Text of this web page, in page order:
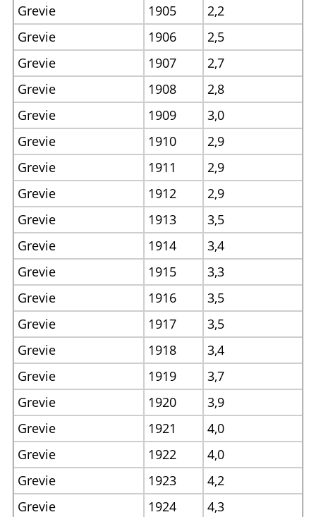
Grevie
1905
2,2
Grevie
1906
2,5
Grevie
1907
2,7
Grevie
1908
2,8
Grevie
1909
3,0
Grevie
1910
2,9
Grevie
1911
2,9
Grevie
1912
2,9
Grevie
1913
3,5
Grevie
1914
3,4
Grevie
1915
3,3
Grevie
1916
3,5
Grevie
1917
3,5
Grevie
1918
3,4
Grevie
1919
3,7
Grevie
1920
3,9
Grevie
1921
4,0
Grevie
1922
4,0
Grevie
1923
4,2
Grevie
1924
4,3